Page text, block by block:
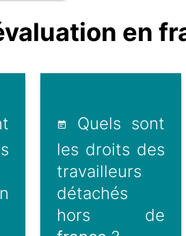
en
Quels sont
les droits des
travailleurs
détachés
hors de